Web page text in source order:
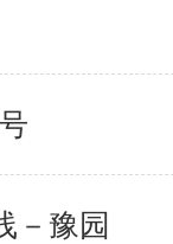
－豫园